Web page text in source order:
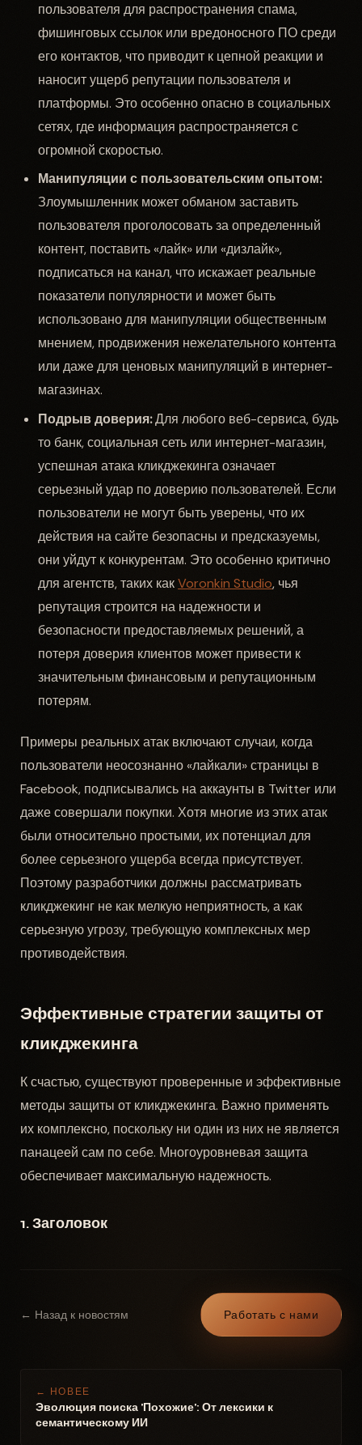
пользователя для распространения спама,
фишинговых ссылок или вредоносного ПО среди
его контактов, что приводит к цепной реакции и
наносит ущерб репутации пользователя и
платформы. Это особенно опасно в социальных
сетях, где информация распространяется с
огромной скоростью.
Манипуляции с пользовательским опытом:
Злоумышленник может обманом заставить
пользователя проголосовать за определенный
контент, поставить «лайк» или «дизлайк»,
подписаться на канал, что искажает реальные
показатели популярности и может быть
использовано для манипуляции общественным
мнением, продвижения нежелательного контента
или даже для ценовых манипуляций в интернет-
магазинах.
Подрыв доверия:Для любого веб-сервиса, будь
то банк, социальная сеть или интернет-магазин,
успешная атака кликджекинга означает
серьезный удар по доверию пользователей. Если
пользователи не могут быть уверены, что их
действия на сайте безопасны и предсказуемы,
они уйдут к конкурентам. Это особенно критично
для агентств, таких какVoronkin Studio, чья
репутация строится на надежности и
безопасности предоставляемых решений, а
потеря доверия клиентов может привести к
значительным финансовым и репутационным
потерям.
Примеры реальных атак включают случаи, когда
пользователи неосознанно «лайкали» страницы в
Facebook, подписывались на аккаунты в Twitter или
даже совершали покупки. Хотя многие из этих атак
были относительно простыми, их потенциал для
более серьезного ущерба всегда присутствует.
Поэтому разработчики должны рассматривать
кликджекинг не как мелкую неприятность, а как
серьезную угрозу, требующую комплексных мер
противодействия.
Эффективные стратегии защиты от
кликджекинга
К счастью, существуют проверенные и эффективные
методы защиты от кликджекинга. Важно применять
их комплексно, поскольку ни один из них не является
панацеей сам по себе. Многоуровневая защита
обеспечивает максимальную надежность.
1. Заголовок
← Назад к новостям Работать с нами
← НОВЕЕ
Эволюция поиска 'Похожие': От лексики к
семантическому ИИ